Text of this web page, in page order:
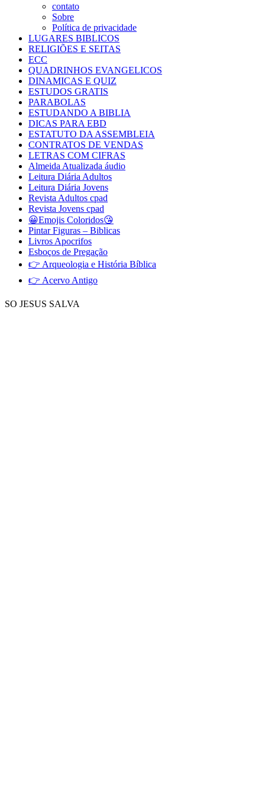
contato
Sobre
Política de privacidade
LUGARES BIBLICOS
RELIGIÕES E SEITAS
ECC
QUADRINHOS EVANGELICOS
DINAMICAS E QUIZ
ESTUDOS GRATIS
PARABOLAS
ESTUDANDO A BIBLIA
DICAS PARA EBD
ESTATUTO DA ASSEMBLEIA
CONTRATOS DE VENDAS
LETRAS COM CIFRAS
Almeida Atualizada áudio
Leitura Diária Adultos
Leitura Diária Jovens
Revista Adultos cpad
Revista Jovens cpad
😀Emojis Coloridos😘
Pintar Figuras – Biblicas
Livros Apocrifos
Esboços de Pregação
👉 Arqueologia e História Bíblica
👉 Acervo Antigo
SO JESUS SALVA